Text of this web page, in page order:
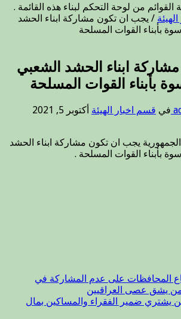
من لوحة التحكم لبناء هذه القائمة .
/ يجب ان تكون مشاركة ابناء الحشد
بأبناء القوات المسلحة
ابناء الحشد الشعبي
بأبناء القوات المسلحة
في قسم اخبار الهيئة أكتوبر 5, 2021
يجب ان تكون مشاركة ابناء الحشد
بأبناء القوات المسلحة .
المحافظات على عدم المشاركة في
من يشق عصى العراقيين
يشتري ضمير الفقراء والمساكين بمال